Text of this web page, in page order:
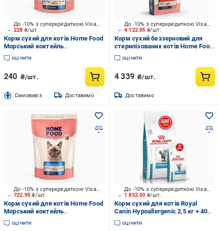
228 ₴/шт.
До -10% з суперкредиткою Visa Вигода
Корм сухий для котів Home Food
Морський коктейль
Hypoallergenic For
sterilised/neutered 400 г
оцінити
240 ₴/шт.
Cамовивіз Доставимо
4 122.05 ₴/шт.
До -10% з суперкредиткою Visa Вигода
Корм сухий беззерновий для
стерилізованих котів Home Food
Grain-free hypoallergenic.
Suitable for exotic breed
оцінити
4 339 ₴/шт.
Доставимо
722.95₴/шт.
До -10% з суперкредиткою Visa Вигода
Корм сухий для котів Home Food
Морський коктейль
Hypoallergenic For
sterilised/neutered 1,6 кг
оцінити
1 852.50 ₴/шт.
До -10% з суперкредиткою Visa Вигода
Корм сухий для котів Royal
Canin Hypoallergenic 2,5 кг + 400
г
оцінити